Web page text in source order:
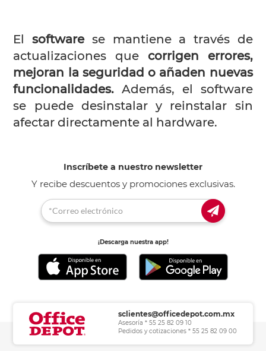
Elsoftwarese mantiene a través de
actualizaciones que corrigen errores,
mejoran la seguridad o añaden nuevas
funcionalidades. Además, el software
se puede desinstalar y reinstalar sin
afectar directamente al hardware.
Inscríbete a nuestro newsletter
Y recibe descuentos y promociones exclusivas.
¡Descarga nuestra app!
sclientes@officedepot.com.mx
Asesoría * 55 25 82 09 10
Pedidos y cotizaciones * 55 25 82 09 00